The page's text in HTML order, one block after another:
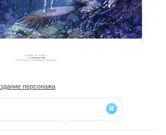
персонажа